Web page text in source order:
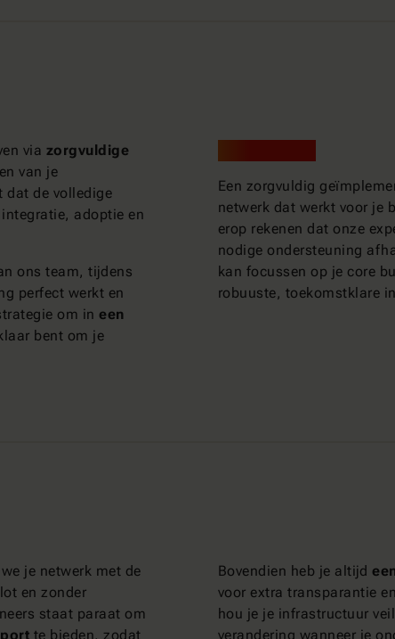
via zorgvuldige
van je
dat de volledige
adoptie en
ons team, tijdens
perfect werkt en
om in een
bent om je
Een zorgvuldig
netwerk dat werkt voor je
erop rekenen dat onze
nodige ondersteuning
kan focussen op je core
robuuste, toekomstklare
je netwerk met de
en zonder
staat paraat om
te bieden, zodat
Bovendien heb je altijd
voor extra transparantie
hou je je infrastructuur
verandering wanneer je